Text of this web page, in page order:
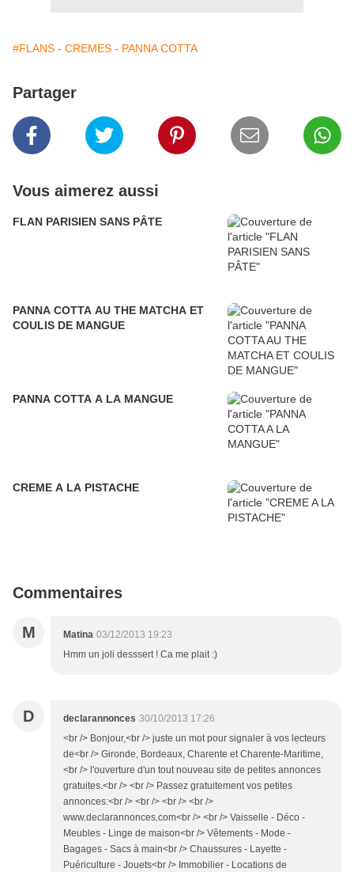
#FLANS - CREMES - PANNA COTTA
Partager
Vous aimerez aussi
FLAN PARISIEN SANS PÂTE
PANNA COTTA AU THE MATCHA ET
COULIS DE MANGUE
PANNA COTTA A LA MANGUE
CREME A LA PISTACHE
Commentaires
M Matina 03/12/2013 19:23
Hmm un joli desssert ! Ca me plait :)
D declarannonces 30/10/2013 17:26
<br /> Bonjour,<br /> juste un mot pour signaler à vos lecteurs
de<br /> Gironde, Bordeaux, Charente et Charente-Maritime,
<br /> l'ouverture d'un tout nouveau site de petites annonces
gratuites.<br /> <br /> Passez gratuitement vos petites
annonces:<br /> <br /> <br /> <br />
www.declarannonces.com<br /> <br /> Vaisselle - Déco -
Meubles - Linge de maison<br /> Vêtements - Mode -
Bagages - Sacs à main<br /> Chaussures - Layette -
Puériculture - Jouets<br /> Immobilier - Locations de